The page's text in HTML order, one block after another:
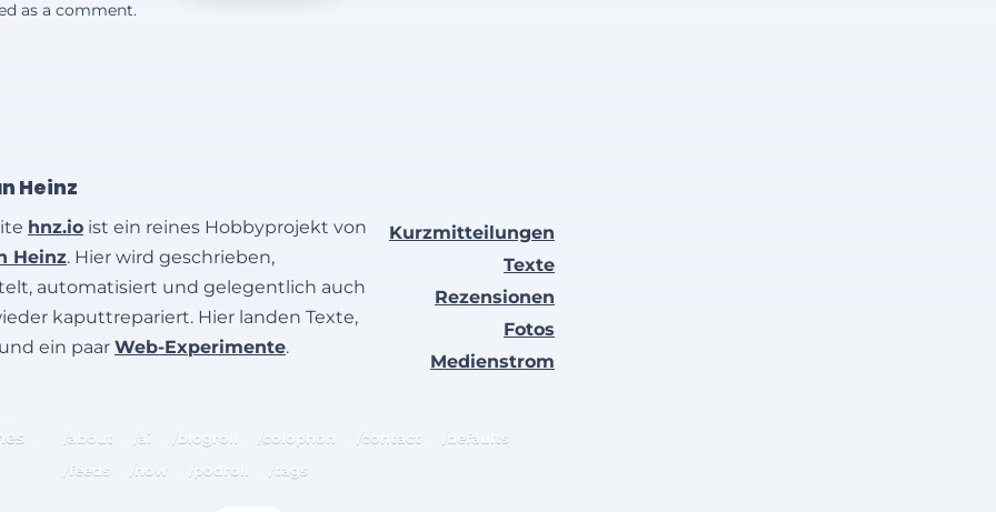
as a comment.
Heinz
hnz.io ist ein reines Hobbyprojekt von
Heinz. Hier wird geschrieben,
automatisiert und gelegentlich auch
kaputtrepariert. Hier landen Texte,
ein paar Web-Experimente.
Kurzmitteilungen
Texte
Rezensionen
Fotos
Medienstrom
/about /ai /blogroll /colophon /contact
/defaults
/feeds
/now /podroll /tags